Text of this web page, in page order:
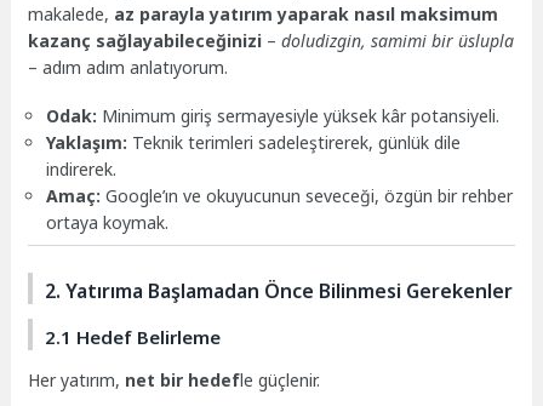
makalede, az parayla yatırım yaparak nasıl maksimum
kazanç sağlayabileceğinizi –doludizgin, samimi bir üslupla
– adım adım anlatıyorum.
Odak: Minimum giriş sermayesiyle yüksek kâr potansiyeli.
Yaklaşım: Teknik terimleri sadeleştirerek, günlük dile
indirerek.
Amaç: Google’ın ve okuyucunun seveceği, özgün bir rehber
ortaya koymak.
2. Yatırıma Başlamadan Önce Bilinmesi Gerekenler
2.1 Hedef Belirleme
Her yatırım, net bir hedefle güçlenir.